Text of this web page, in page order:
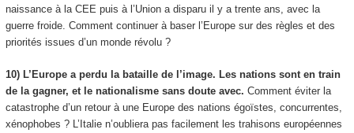
naissance à la CEE puis à l’Union a disparu il y a trente ans, avec la
guerre froide. Comment continuer à baser l’Europe sur des règles et des
priorités issues d’un monde révolu ?
10) L’Europe a perdu la bataille de l’image. Les nations sont en train
de la gagner, et le nationalisme sans doute avec. Comment éviter la
catastrophe d’un retour à une Europe des nations égoïstes, concurrentes,
xénophobes ? L’Italie n’oubliera pas facilement les trahisons européennes